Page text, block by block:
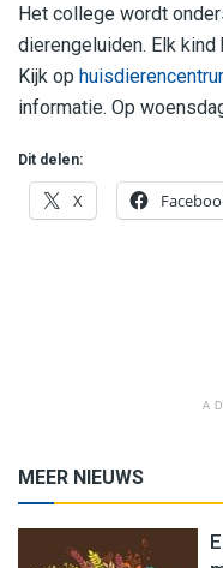
Het college wordt
dierengeluiden. Elk
Kijk op
informatie. Op
Dit delen:
X
MEER NIEUWS